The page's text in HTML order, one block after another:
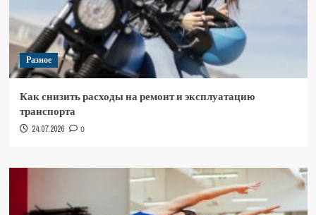
Разное
Как снизить расходы на ремонт и эксплуатацию
транспорта
24.07.2026 0